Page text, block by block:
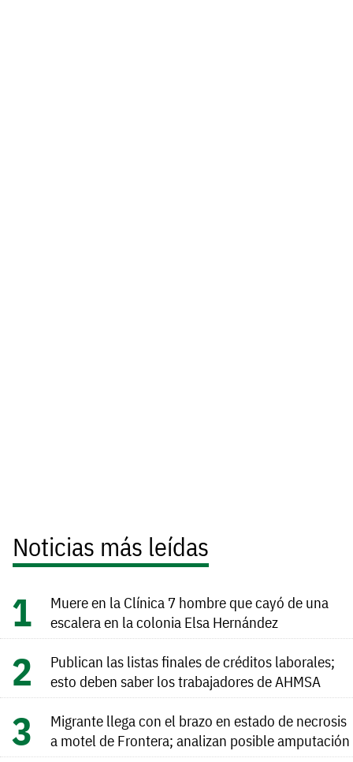
Noticias más leídas
Muere en la Clínica 7 hombre que cayó de una
escalera en la colonia Elsa Hernández
Publican las listas finales de créditos laborales;
esto deben saber los trabajadores de AHMSA
Migrante llega con el brazo en estado de necrosis
a motel de Frontera; analizan posible amputación